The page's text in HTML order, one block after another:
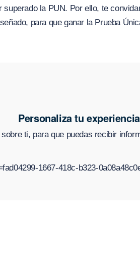
la PUN. Por ello, te
para que ganar la Prueba
Personaliza tu experiencia
ti, para que puedas recibir
1667-418c-b323-